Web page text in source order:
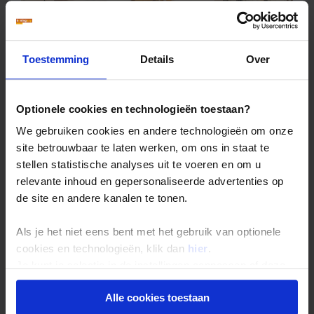
Toestemming Details Over
Optionele cookies en technologieën toestaan?
We gebruiken cookies en andere technologieën om onze
site betrouwbaar te laten werken, om ons in staat te
stellen statistische analyses uit te voeren en om u
relevante inhoud en gepersonaliseerde advertenties op
de site en andere kanalen te tonen.
Als je het niet eens bent met het gebruik van optionele
cookies en technologieën, klik dan hier .
onder aan de pagina op elk gewenst moment voor de
toekomst wijzigen.Alle cookies toestaan
WIFI in kamer - Gratis
Ninh Binh - Tam Coc Rice Fields